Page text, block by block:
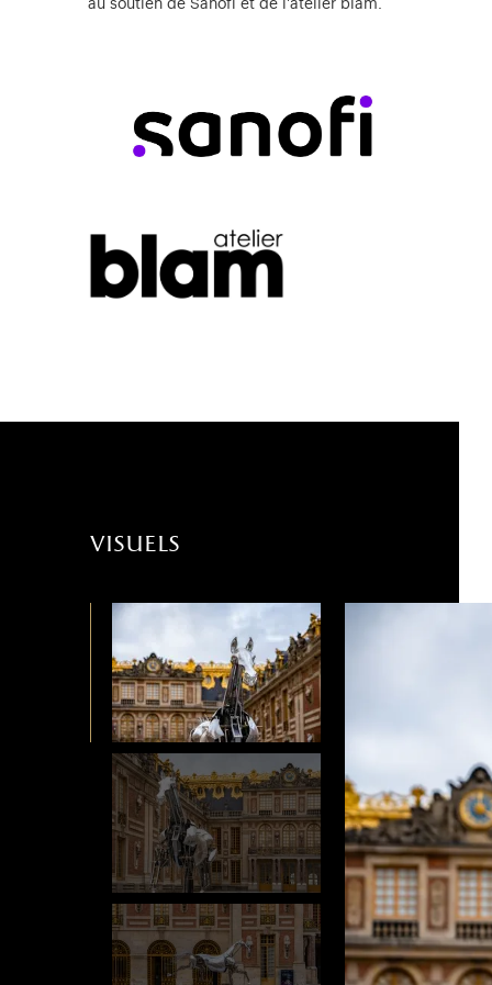
au soutien de Sanofi et de l'atelier blam.
visuels